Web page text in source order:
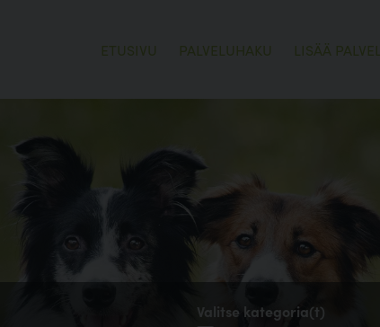
ETUSIVU PALVELUHAKU LISÄÄ
Valitse kategoria(t)